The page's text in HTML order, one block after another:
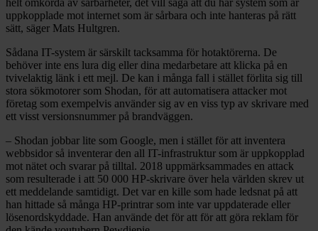
helt omkörda av sårbarheter, det vill säga att du har system som är
uppkopplade mot internet som är sårbara och inte hanteras på rätt
sätt, säger Mats Hultgren.
Sådana IT-system är särskilt tacksamma för hotaktörerna. De
behöver inte ens lura dig eller dina medarbetare att klicka på en
tvivelaktig länk i ett mejl. De kan i många fall i stället förlita sig till
stora sökmotorer som Shodan, för att automatisera attacker mot
företag som exempelvis använder sig av en viss typ av skrivare med
ett visst versionsnummer på brandväggen.
– Shodan jobbar lite som Google, men i stället för att inventera
webbsidor så inventerar den all IT-infrastruktur som är uppkopplad
mot nätet och svarar på tilltal. 2018 uppmärksammades en attack
som resulterade i att 50 000 HP-skrivare över hela världen skrev ut
ett meddelande samtidigt. Det var en kille som hade ledsnat på att
han hittade så många HP-printrar som inte var uppdaterade eller
lösenordskyddade. Han använde det för att för att göra reklam för